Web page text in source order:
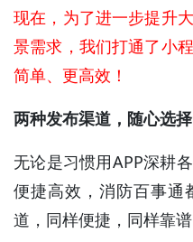
现在，为了进一步提升
景需求，我们打通了小
简单、更高效！
两种发布渠道，随心选择
无论是习惯用APP深耕
便捷高效，消防百事通
道，同样便捷，同样靠谱